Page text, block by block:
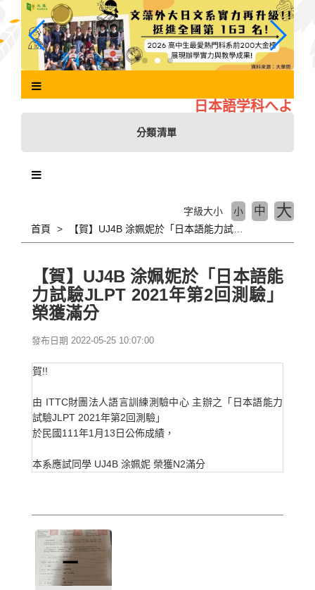
主
日本語学科へようこ
分類清單
首頁
字級大小 小 中 大
【賀】UJ4B 涂姵妮於「日本語能
力試驗JLPT 2021年第2回測驗」
榮獲滿分
發布日期 2022-05-25 10:07:00
賀!!
由 ITTC財團法人語言訓練測驗中心 主辦之「日本語能力
試驗JLPT 2021年第2回測驗」
於民國111年1月13日公佈成績，
本系應試同學 UJ4B 涂姵妮 榮獲N2滿分